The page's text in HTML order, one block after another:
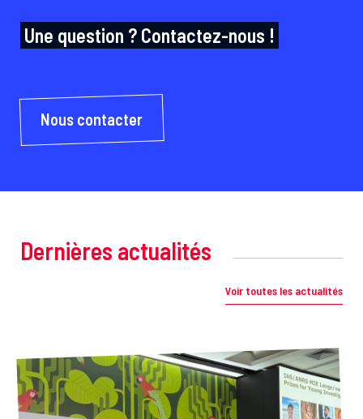
Une question ? Contactez-nous !
Nous contacter
Dernières actualités
Voir toutes les actualités